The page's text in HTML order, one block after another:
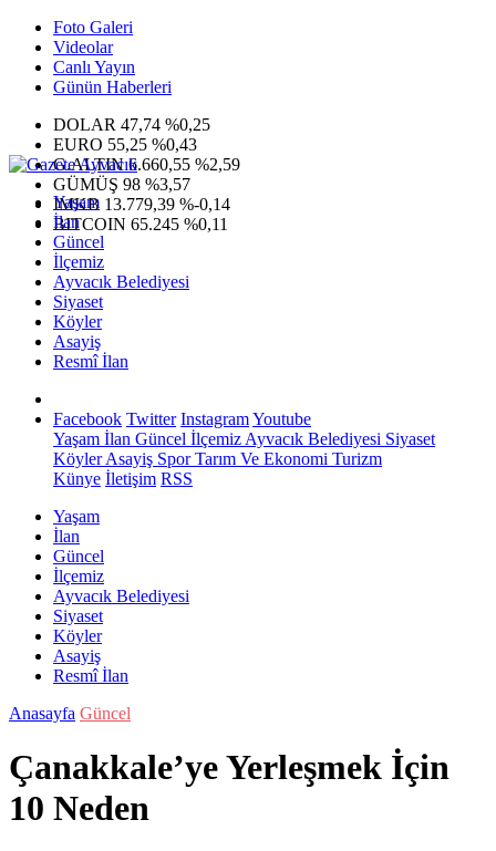
Foto Galeri
Videolar
Canlı Yayın
Günün Haberleri
DOLAR 47,74 %0,25
EURO 55,25 %0,43
G.ALTIN6.660,55 %2,59
GÜMÜŞ 98 %3,57
IMKB 13.779,39 %-0,14
BITCOIN 65.245 %0,11
Yaşam
İlan
Güncel
İlçemiz
Ayvacık Belediyesi
Siyaset
Köyler
Asayiş
Resmî İlan
Facebook Twitter InstagramYoutube
Yaşam İlan Güncel İlçemiz Ayvacık Belediyesi Siyaset
KöylerAsayiş SporTarım Ve Ekonomi Turizm
Künye İletişim RSS
Yaşam
İlan
Güncel
İlçemiz
Ayvacık Belediyesi
Siyaset
Köyler
Asayiş
Resmî İlan
Anasayfa Güncel
Çanakkale’ye Yerleşmek İçin
10 Neden